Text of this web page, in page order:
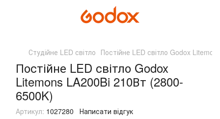
Студійне LED світло Постійне LED світло Godox
Постійне LED світло Godox
Litemons LA200Bi 210Вт (2800-
6500K)
Артикул: 1027280 Написати відгук